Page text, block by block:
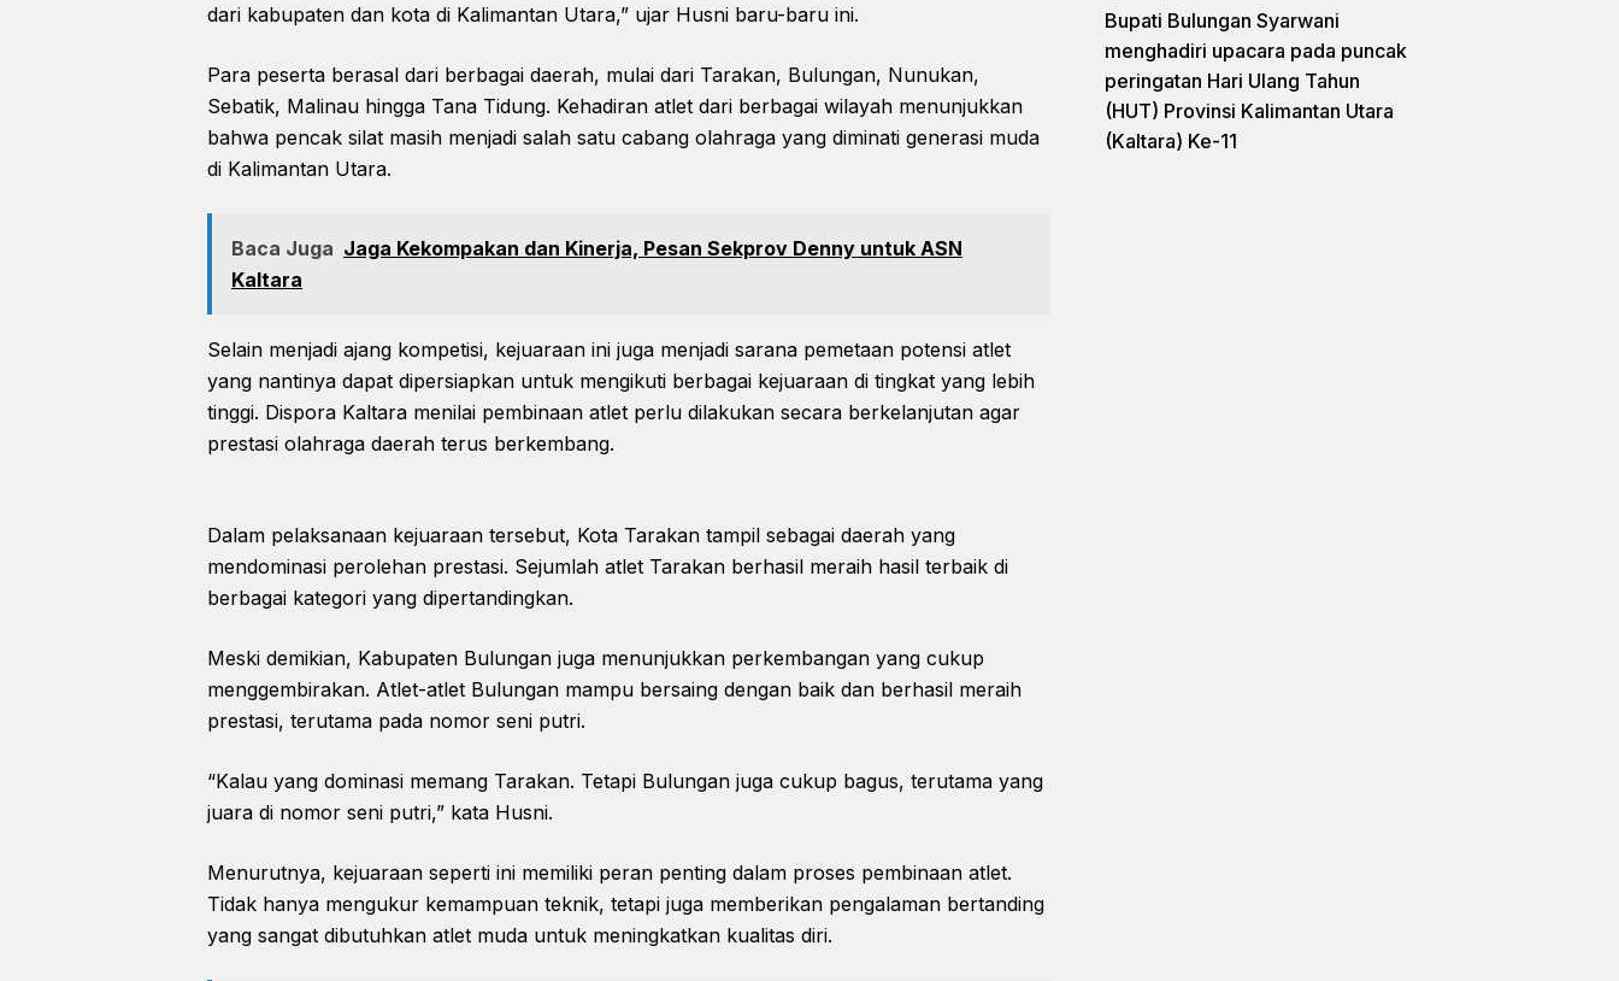
dari kabupaten dan kota di Kalimantan Utara,” ujar Husni baru-baru ini.
Para peserta berasal dari berbagai daerah, mulai dari Tarakan, Bulungan, Nunukan,
Sebatik, Malinau hingga Tana Tidung. Kehadiran atlet dari berbagai wilayah menunjukkan
bahwa pencak silat masih menjadi salah satu cabang olahraga yang diminati generasi muda
di Kalimantan Utara.
Baca Juga Jaga Kekompakan dan Kinerja, Pesan Sekprov Denny untuk ASN
Kaltara
Selain menjadi ajang kompetisi, kejuaraan ini juga menjadi sarana pemetaan potensi atlet
yang nantinya dapat dipersiapkan untuk mengikuti berbagai kejuaraan di tingkat yang lebih
tinggi. Dispora Kaltara menilai pembinaan atlet perlu dilakukan secara berkelanjutan agar
prestasi olahraga daerah terus berkembang.
Dalam pelaksanaan kejuaraan tersebut, Kota Tarakan tampil sebagai daerah yang
mendominasi perolehan prestasi. Sejumlah atlet Tarakan berhasil meraih hasil terbaik di
berbagai kategori yang dipertandingkan.
Meski demikian, Kabupaten Bulungan juga menunjukkan perkembangan yang cukup
menggembirakan. Atlet-atlet Bulungan mampu bersaing dengan baik dan berhasil meraih
prestasi, terutama pada nomor seni putri.
“Kalau yang dominasi memang Tarakan. Tetapi Bulungan juga cukup bagus, terutama yang
juara di nomor seni putri,” kata Husni.
Menurutnya, kejuaraan seperti ini memiliki peran penting dalam proses pembinaan atlet.
Tidak hanya mengukur kemampuan teknik, tetapi juga memberikan pengalaman bertanding
yang sangat dibutuhkan atlet muda untuk meningkatkan kualitas diri.
Bupati Bulungan Syarwani
menghadiri upacara pada puncak
peringatan Hari Ulang Tahun
(HUT) Provinsi Kalimantan Utara
(Kaltara) Ke-11